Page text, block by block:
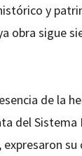
y
obra sigue
de la
del Sistema